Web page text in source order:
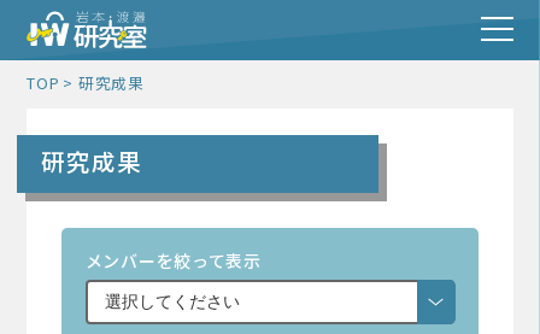
TOP 研究成果
研究成果
メンバーを絞って表示